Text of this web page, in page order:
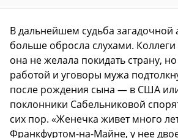
В дальнейшем судьба загадочной
больше обросла слухами.
она не желала покидать страну,
работой и уговоры мужа
после рождения сына — в США
поклонники Сабельниковой
сих пор. «Женечка живет много
Франкфуртом-на-Майне, у нее